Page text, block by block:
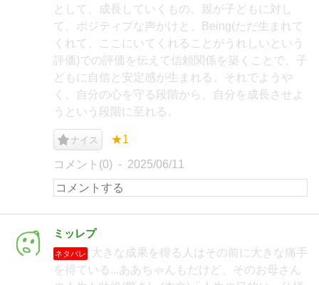
として、成長していくもの。親が子どもに対し
て、ポジティブな声かけと、Being(ただ生まれて
くれて、ここにいてくれることがうれしいという
評価)での評価を伝えて信頼関係を築くことで、子
どもに自信と安定感が生まれる。それでようや
く、自分の心を守る段階から、自分を成長させよ
うという段階に至れる。
ナイス ★1
コメント(0) 2025/06/11
ミッレプ
ネタバレ
大きな成果を得る人はその前に大きな痛手
を得ている...ああちゃんもだけど、そのお母さん